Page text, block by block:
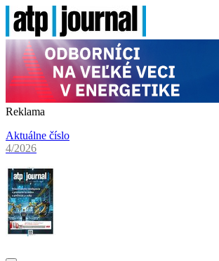
Reklama
Aktuálne číslo
4/2026